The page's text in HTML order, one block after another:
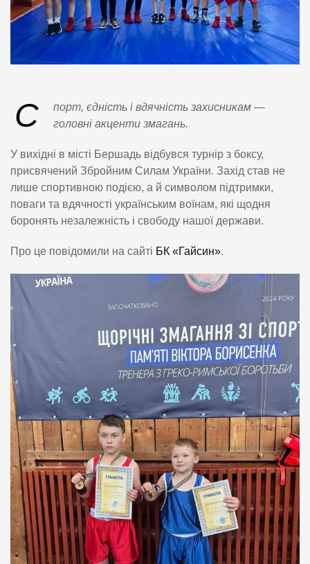
С
порт, єдність і вдячність захисникам —
головні акценти змагань.
У вихідні в місті Бершадь відбувся турнір з боксу,
присвячений Збройним Силам України. Захід став не
лише спортивною подією, а й символом підтримки,
поваги та вдячності українським воїнам, які щодня
боронять незалежність і свободу нашої держави.
Про це повідомили на сайті БК «Гайсин».